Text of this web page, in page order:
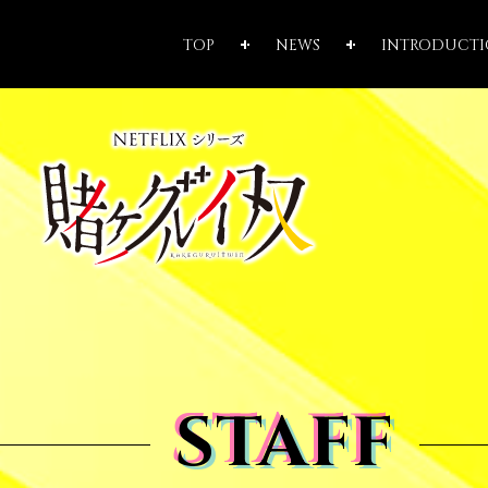
イ
奴
TOP NEWS
STAFF
STAFF
STAFF